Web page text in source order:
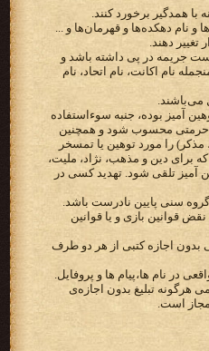
با همدگیر برخورد کنند.
و نام دهکده‌ها و قهرمان‌ها و ...
دهند.
جریمه در پی داشته باشد و
نام اکانت، نام اتحاد، نام
می‌باشند.
آمیز بوده، جنبه سوءاستفاده
بی‌حرمتی محسوب شود و همچنین
را مورد توهین یا تمسخر
برای دین و مذهب، نژاد، ملیت،
تلقی شود. تهدید کسی در
سنی پایین نادرست باشد.
قوانین بازی و یا قوانین
اجازه کتبی از هر دو طرف
در نام ها،پیام ها و پروفایل.
تبلیغ بدون اجازه‌ی
مجاز است.